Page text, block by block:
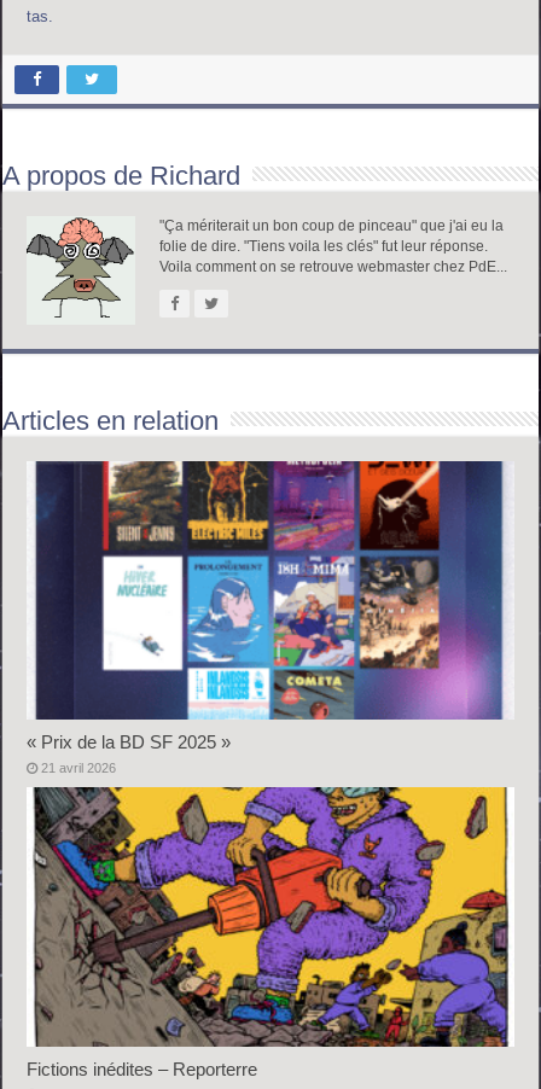
tas.
A propos de Richard
"Ça mériterait un bon coup de pinceau" que j'ai eu la
folie de dire. "Tiens voila les clés" fut leur réponse.
Voila comment on se retrouve webmaster chez PdE...
Articles en relation
« Prix de la BD SF 2025 »
21 avril 2026
Fictions inédites – Reporterre